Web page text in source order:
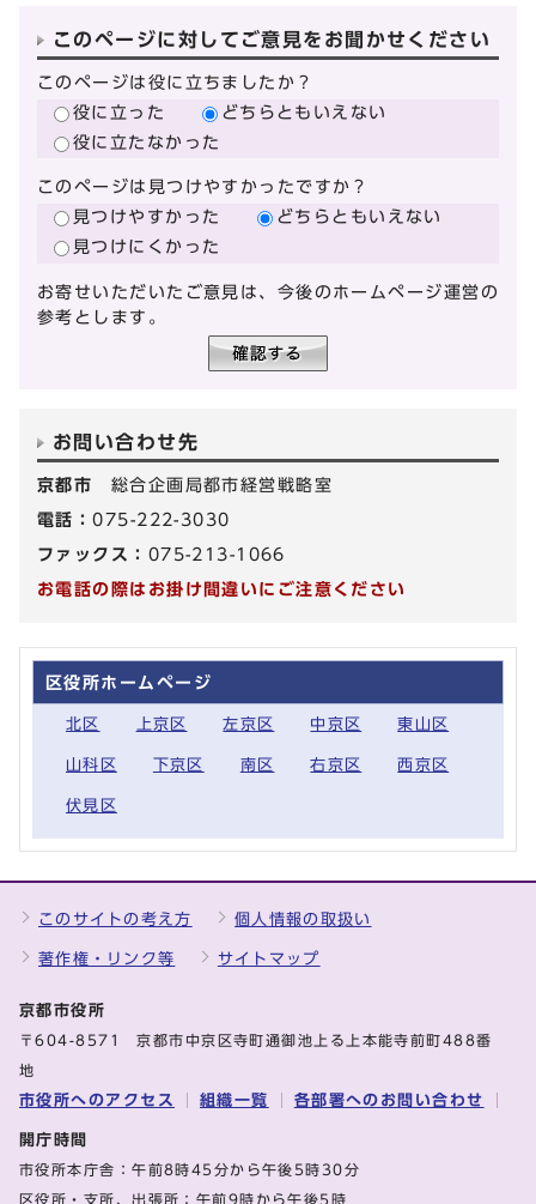
このページに対してご意見をお聞かせください
このページは役に立ちましたか？
役に立った
どちらともいえない
役に立たなかった
このページは見つけやすかったですか？
見つけやすかった
どちらともいえない
見つけにくかった
お寄せいただいたご意見は、今後のホームページ運営の
参考とします。
お問い合わせ先
京都市 総合企画局都市経営戦略室
電話：075-222-3030
ファックス： 075-213-1066
お電話の際はお掛け間違いにご注意ください
区役所ホームページ
北区 上京区 左京区 中京区 東山区
山科区 下京区 南区 右京区 西京区
伏見区
このサイトの考え方 個人情報の取扱い
著作権・リンク等 サイトマップ
京都市役所
〒604-8571 京都市中京区寺町通御池上る上本能寺前町488番
地
市役所へのアクセス 組織一覧 各部署へのお問い合わせ
開庁時間
市役所本庁舎：午前8時45分から午後5時30分
区役所・支所、出張所：午前9時から午後5時